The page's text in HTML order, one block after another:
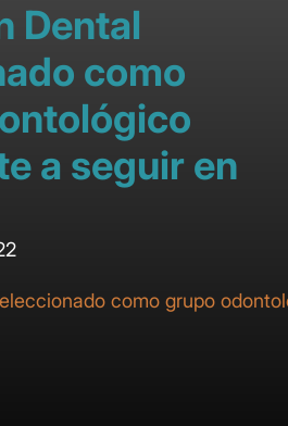
Dental
como
a seguir en
como grupo